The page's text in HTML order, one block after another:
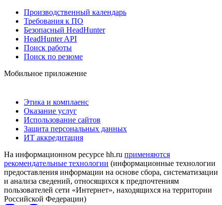
Производственный календарь
Требования к ПО
Безопасный HeadHunter
HeadHunter API
Поиск работы
Поиск по резюме
Мобильное приложение
Этика и комплаенс
Оказание услуг
Использование сайтов
Защита персональных данных
ИТ аккредитация
На информационном ресурсе hh.ru применяются
рекомендательные технологии (информационные технологии
предоставления информации на основе сбора, систематизации
и анализа сведений, относящихся к предпочтениям
пользователей сети «Интернет», находящихся на территории
Российской Федерации)